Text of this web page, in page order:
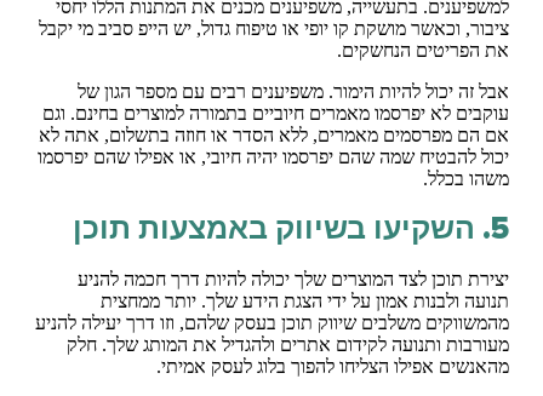
למשפיענים. בתעשייה, משפיענים מכנים את המתנות הללו יחסי
ציבור, וכאשר מושקת קו יופי או טיפוח גדול, יש הייפ סביב מי יקבל
את הפריטים הנחשקים.
אבל זה יכול להיות הימור. משפיענים רבים עם מספר הגון של
עוקבים לא יפרסמו מאמרים חיוביים בתמורה למוצרים בחינם. וגם
אם הם מפרסמים מאמרים, ללא הסדר או חוזה בתשלום, אתה לא
יכול להבטיח שמה שהם יפרסמו יהיה חיובי, או אפילו שהם יפרסמו
משהו בכלל.
5. השקיעו בשיווק באמצעות תוכן
יצירת תוכן לצד המוצרים שלך יכולה להיות דרך חכמה להניע
תנועה ולבנות אמון על ידי הצגת הידע שלך. יותר ממחצית
מהמשווקים משלבים שיווק תוכן בעסק שלהם, וזו דרך יעילה להניע
מעורבות ותנועה לקידום אתרים ולהגדיל את המותג שלך. חלק
מהאנשים אפילו הצליחו להפוך בלוג לעסק אמיתי.